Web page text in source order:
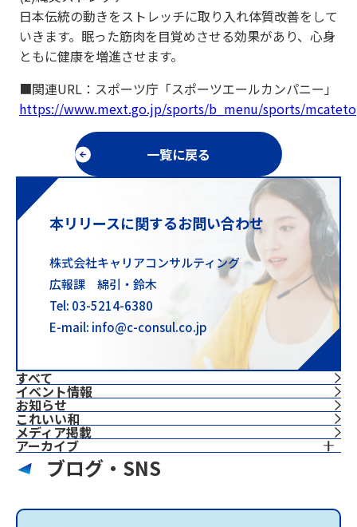
すべて
イベント情報
お知らせ
これいい和
⁨⁩メディア掲載
アーカイブ
日本伝統の動きをストレッチに取り入れ体質改善をして
いきます。眠った筋肉を目覚めさせる効果があり、心身
ともに健康を増進させます。
■関連URL：スポーツ庁「スポーツエールカンパニー」
https://www.mext.go.jp/sports/b_menu/sports/
一覧に戻る
本リリースに関するお問い合わせ
株式会社キャリアコンサルティング
広報課 綿引・鈴木
Tel: 03-5214-6380
E-mail: info@c-consul.co.jp
ブログ・SNS